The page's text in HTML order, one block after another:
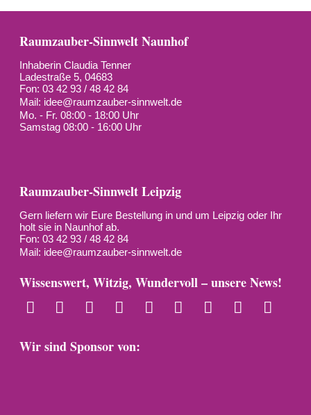
Raumzauber-Sinnwelt Naunhof
Inhaberin Claudia Tenner
Ladestraße 5, 04683
Fon: 03 42 93 / 48 42 84
Mail: idee@raumzauber-sinnwelt.de
Mo. - Fr. 08:00 - 18:00 Uhr
Samstag 08:00 - 16:00 Uhr
Raumzauber-Sinnwelt Leipzig
Gern liefern wir Eure Bestellung in und um Leipzig oder Ihr
holt sie in Naunhof ab.
Fon: 03 42 93 / 48 42 84
Mail: idee@raumzauber-sinnwelt.de
Wissenswert, Witzig, Wundervoll – unsere News!
Wir sind Sponsor von: